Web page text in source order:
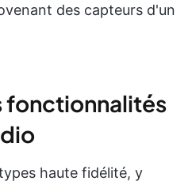
des capteurs d'un
fonctionnalités
haute fidélité, y